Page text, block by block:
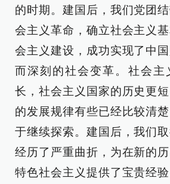
的时期。建国后，我们党团
会主义革命，确立社会主义
会主义建设，成功实现了中
而深刻的社会变革。社会主
长，社会主义国家的历史更
的发展规律有些已经比较清
于继续探索。建国后，我们
经历了严重曲折，为在新的
特色社会主义提供了宝贵经